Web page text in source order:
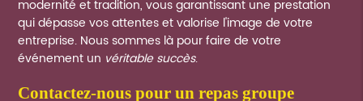
modernité et tradition, vous garantissant une prestation
qui dépasse vos attentes et valorise l'image de votre
entreprise. Nous sommes là pour faire de votre
événement un véritable succès.
contactez-nous pour un repas groupe